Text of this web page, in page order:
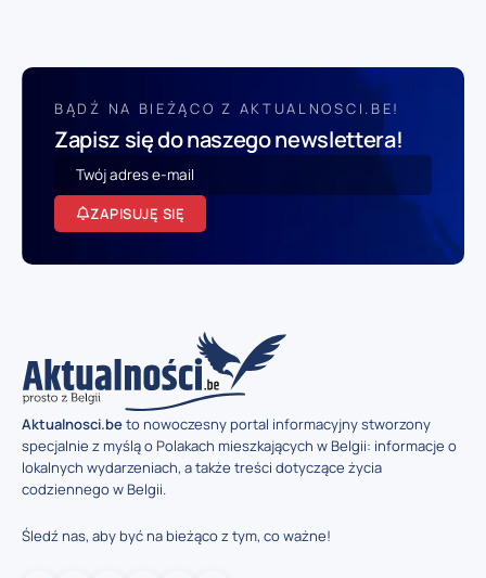
BĄDŹ NA BIEŻĄCO Z AKTUALNOSCI.BE!
Zapisz się do naszego newslettera!
ZAPISUJĘ SIĘ
Aktualnosci.beto nowoczesny portal informacyjny stworzony
specjalnie z myślą o Polakach mieszkających w Belgii: informacje o
lokalnych wydarzeniach, a także treści dotyczące życia
codziennego w Belgii.
Śledź nas, aby być na bieżąco z tym, co ważne!